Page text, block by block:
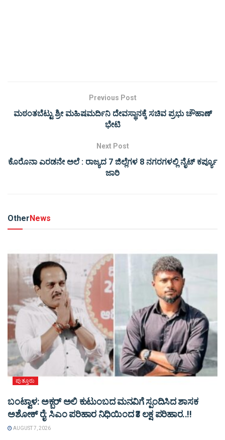
Previous Post
ಮಠಂತಬೆಟ್ಟು ಶ್ರೀ ಮಹಿಷಮರ್ದಿನಿ ದೇವಸ್ಥಾನಕ್ಕೆ ಸಚಿವ ಪ್ರಭು ಚೌಹಾಣ್
ಭೇಟಿ
Next Post
ಕೊರೊನಾ ಎರಡನೇ ಅಲೆ : ರಾಜ್ಯದ 7 ಜಿಲ್ಲೆಗಳ 8 ನಗರಗಳಲ್ಲಿ ನೈಟ್ ಕರ್ಪ್ಯೂ
ಜಾರಿ
OtherNews
ಪುತ್ತೂರು
ಬಂಟ್ವಾಳ: ಅಕ್ಬರ್ ಅಲಿ ಕುಟುಂಬದ ಮನವಿಗೆ ಸ್ಪಂದಿಸಿದ ಶಾಸಕ
ಅಶೋಕ್ ರೈ: ಸಿಎಂ ಪರಿಹಾರ ನಿಧಿಯಿಂದ ₹3 ಲಕ್ಷ ಪರಿಹಾರ..!!
AUGUST 7, 2026